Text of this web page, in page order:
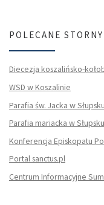
POLECANE STORNY
Diecezja koszalińsko-
WSD w Koszalinie
Parafia św. Jacka w Słupsku
Parafia mariacka w Słupsku
Konferencja Episkopatu
Portal sanctus.pl
Centrum Informacyjne